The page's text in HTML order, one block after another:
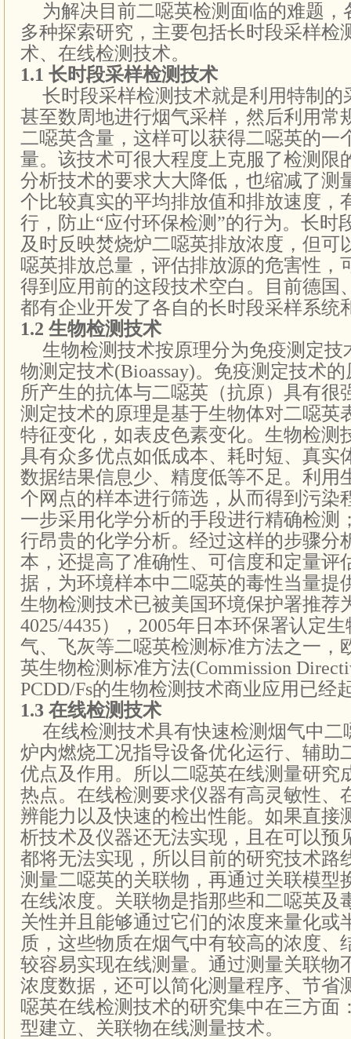
为解决目前二噁英检测面临的难题
多种探索研究，主要包括长时段采样检
术、在线检测技术。
1.1 长时段采样检测技术
长时段采样检测技术就是利用特制的
甚至数周地进行烟气采样，然后利用常
二噁英含量，这样可以获得二噁英的一
量。该技术可很大程度上克服了检测限
分析技术的要求大大降低，也缩减了测
个比较真实的平均排放值和排放速度，
行，防止“应付环保检测”的行为。长时
及时反映焚烧炉二噁英排放浓度，但可
噁英排放总量，评估排放源的危害性，
得到应用前的这段技术空白。
目前德国
都有企业开发了各自的长时段采样系统
1.2 生物检测技术
生物检测技术按原理分为免疫测定技
物测定技术(Bioassay)。免疫测定技术
所产生的抗体与二噁英（抗原）具有很
测定技术的原理是基于生物体对二噁英
特征变化，如表皮色素变化。生物检测
具有众多优点如低成本、耗时短、真实
数据结果信息少、精度低等不足。利用
个网点的样本进行筛选，从而得到污染
一步采用化学分析的手段进行精确检测
行昂贵的化学分析。经过这样的步骤分
本，还提高了准确性、可信度和定量评
据，为环境样本中二噁英的毒性当量提
生物检测技术已被美国环境保护署推荐
4025/4435），2005年日本环保署认定
气、飞灰等二噁英检测标准方法之一，
英生物检测标准方法(Commission
PCDD/Fs的生物检测技术商业应用已经
1.3 在线检测技术
在线检测技术具有快速检测烟气中二
炉内燃烧工况指导设备优化运行、辅助
优点及作用。所以二噁英在线测量研究
热点。在线检测要求仪器有高灵敏性、
辨能力以及快速的检出性能。如果直接
析技术及仪器还无法实现，且在可以预
都将无法实现，所以目前的研究技术路
测量二噁英的关联物，再通过关联模型
在线浓度。 关联物是指那些和二噁英及
关性并且能够通过它们的浓度来量化或
质，这些物质在烟气中有较高的浓度、
较容易实现在线测量。 通过测量关联物
浓度数据，还可以简化测量程序、节省
噁英在线检测技术的研究集中在三方面
型建立、关联物在线测量技术。